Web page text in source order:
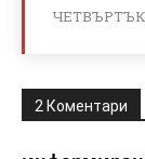
2 Коментари